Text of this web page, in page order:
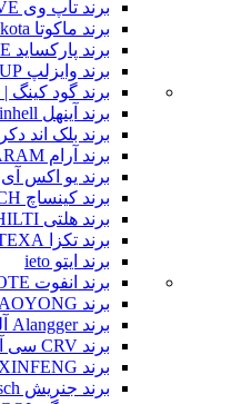
برند تاپ وی TOPVE
برند ماکوتا Tmakota
برند پارکساید PARKSIDE
برند وایزلپ WISEUP
برند گود کینگ | GOOD KING
برند آینهل Einhell
برند بلک اند دکر BLACK DECKER
برند آرام ARAM
برند یو اکس آی UXI
برند کینساچ KINSACH
برند هلتی HILTI
برند تکزا TEXA
برند ایتو ieto
برند انفوت ANFUOTE
برند HAOYONG هویونگ
برند Alangger آلنگر
برند CRV سی آر وی
برند WEIXINFENG وی‌کسین‌فنگ
برند جنریش Generisch